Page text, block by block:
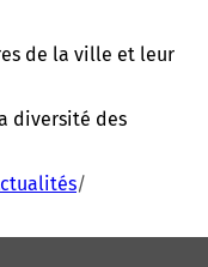
de la ville et leur
diversité des